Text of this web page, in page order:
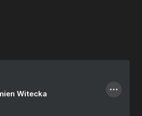
Witecka